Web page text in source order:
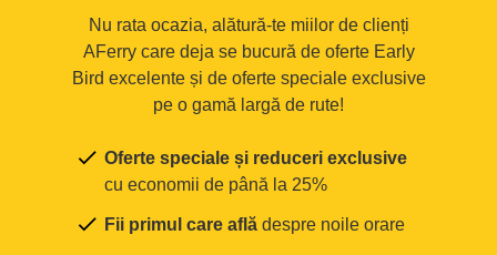
Nu rata ocazia, alătură-te miilor de clienți
AFerry care deja se bucură de oferte Early
Bird excelente și de oferte speciale exclusive
pe o gamă largă de rute!
Oferte speciale și reduceri exclusive
cu economii de până la 25%
Fii primul care află despre noile orare